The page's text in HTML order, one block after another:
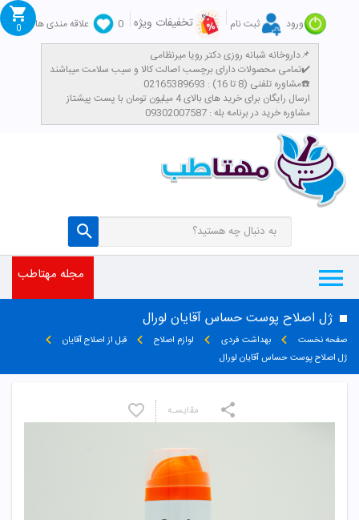
ورود ثبت نام تخفیفات ویژه 0
علاقه مندی ها
داروخانه شبانه روزی دکتر رویا میرنظامی📌
تمامی محصولات دارای برچسب اصالت کالا و سیب سلامت میباشند✔️
مشاوره تلفنی (8 تا 16) : 02165389693☎️
​ارسال رایگان برای خرید های بالای 4 میلیون تومان با پست پیشتاز
مشاوره خرید در برنامه بله : 09302007587
0
مجله مهتاطب
ژل اصلاح پوست حساس آقایان لورال
صفحه نخست بهداشت فردی لوازم اصلاح
قبل از اصلاح آقایان
ژل اصلاح پوست حساس آقایان لورال
مقایسـه